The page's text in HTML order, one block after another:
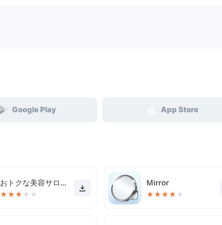
Google Play App Store
おトクな美容サロン予約アプリminimo（ミニモ）
★★★ ★ ★
Mirror
★★★★ ★